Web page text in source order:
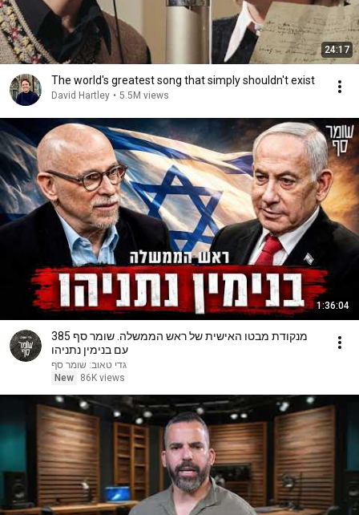
24:17
The world's greatest song that simply shouldn't exist
David Hartley • 5.5M views
1:36:04
מנקודת מבטו האישית של ראש הממשלה. שומר סף 385
עם בנימין נתניהו
גדי טאוב: שומר סף
New
86K views